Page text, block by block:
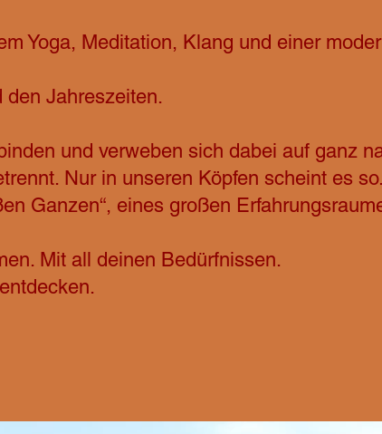
Yoga, Meditation, Klang und einer
den Jahreszeiten.
und verweben sich dabei auf ganz
Nur in unseren Köpfen scheint es
Ganzen“, eines großen
Mit all deinen Bedürfnissen.